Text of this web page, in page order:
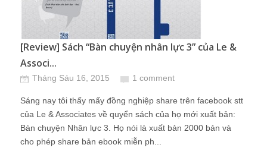
[Review] Sách “Bàn chuyện nhân lực 3” của Le &
Associ...
Tháng Sáu 16, 2015 1 comment
Sáng nay tôi thấy mấy đồng nghiệp share trên facebook stt
của Le & Associates về quyển sách của họ mới xuất bản:
Bàn chuyện Nhân lực 3. Họ nói là xuất bản 2000 bản và
cho phép share bản ebook miễn ph...